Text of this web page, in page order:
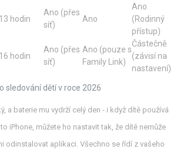
sledování dětí v roce 2026
13 hodin
Ano (přes
síť)
Ano
Ano
(Rodinný
přístup)
16 hodin
Ano (přes
síť)
Ano (pouze s
Family Link)
Částečně
(závisí na
nastavení)
a baterie mu vydrží celý den - i když dítě používá
iPhone, můžete ho nastavit tak, že dítě nemůže
odinstalovat aplikaci. Všechno se řídí z vašeho